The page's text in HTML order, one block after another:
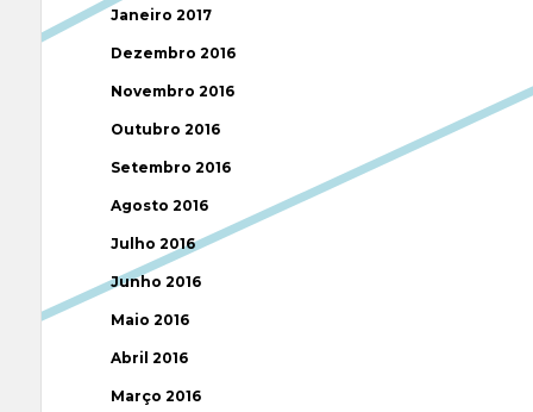
Janeiro 2017
Dezembro 2016
Novembro 2016
Outubro 2016
Setembro 2016
Agosto 2016
Julho 2016
Junho 2016
Maio 2016
Abril 2016
Março 2016